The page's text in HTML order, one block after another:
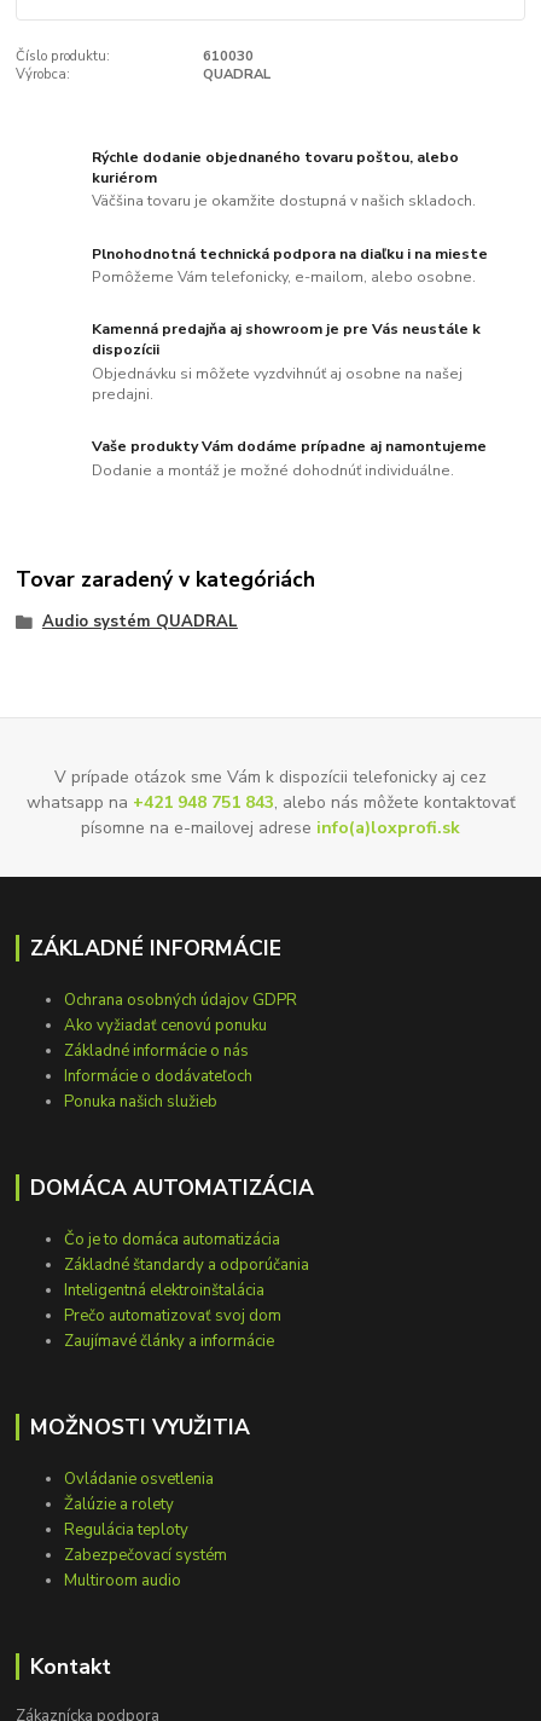
Číslo produktu:
610030
Výrobca:
QUADRAL
Rýchle dodanie objednaného tovaru poštou, alebo
kuriérom
Väčšina tovaru je okamžite dostupná v našich skladoch.
Plnohodnotná technická podpora na diaľku i na mieste
Pomôžeme Vám telefonicky, e-mailom, alebo osobne.
Kamenná predajňa aj showroom je pre Vás neustále k
dispozícii
Objednávku si môžete vyzdvihnúť aj osobne na našej
predajni.
Vaše produkty Vám dodáme prípadne aj namontujeme
Dodanie a montáž je možné dohodnúť individuálne.
Tovar zaradený v kategóriách
Audio systém QUADRAL
V prípade otázok sme Vám k dispozícii telefonicky aj cez
whatsapp na +421 948 751 843, alebo nás môžete kontaktovať
písomne na e-mailovej adrese info(a)loxprofi.sk
ZÁKLADNÉ INFORMÁCIE
Ochrana osobných údajov GDPR
Ako vyžiadať cenovú ponuku
Základné informácie o nás
Informácie o dodávateľoch
Ponuka našich služieb
DOMÁCA AUTOMATIZÁCIA
Čo je to domáca automatizácia
Základné štandardy a odporúčania
Inteligentná elektroinštalácia
Prečo automatizovať svoj dom
Zaujímavé články a informácie
MOŽNOSTI VYUŽITIA
Ovládanie osvetlenia
Žalúzie a rolety
Regulácia teploty
Zabezpečovací systém
Multiroom audio
Kontakt
Zákaznícka podpora